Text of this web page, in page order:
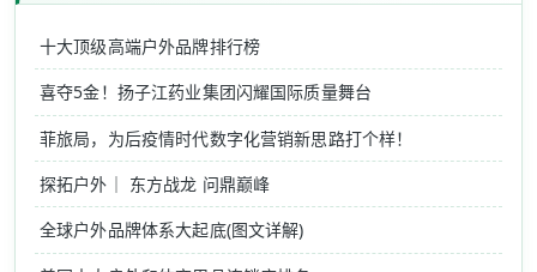
十大顶级高端户外品牌排行榜
喜夺5金！扬子江药业集团闪耀国际质量舞台
菲旅局，为后疫情时代数字化营销新思路打个样！
探拓户外｜ 东方战龙 问鼎巅峰
全球户外品牌体系大起底(图文详解)